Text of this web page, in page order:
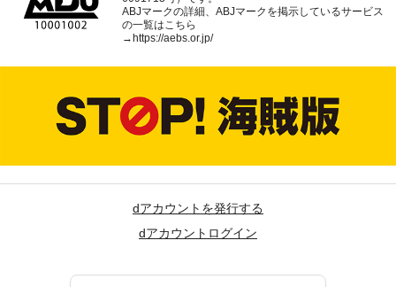
ABJマークの詳細、ABJマークを掲示しているサービス
の一覧はこちら
→https://aebs.or.jp/
dアカウントを発行する
dアカウントログイン